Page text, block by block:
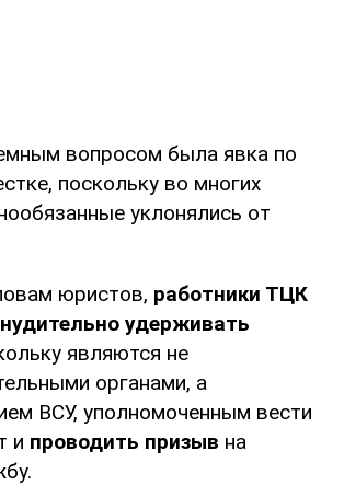
вопросом была явка по
поскольку во многих
уклонялись от
юристов, работники ТЦК
удерживать
являются не
органами, а
ВСУ, уполномоченным вести
и проводить призыв на